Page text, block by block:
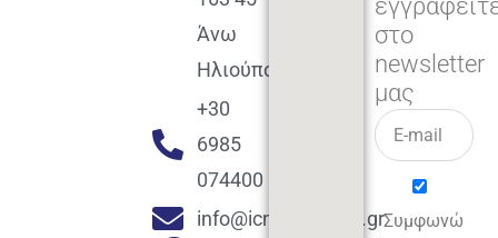
Άνω
Ηλιούπολη
+30
6985
074400
info@icmacademy.gr
στο
newsletter
μας
Συμφωνώ